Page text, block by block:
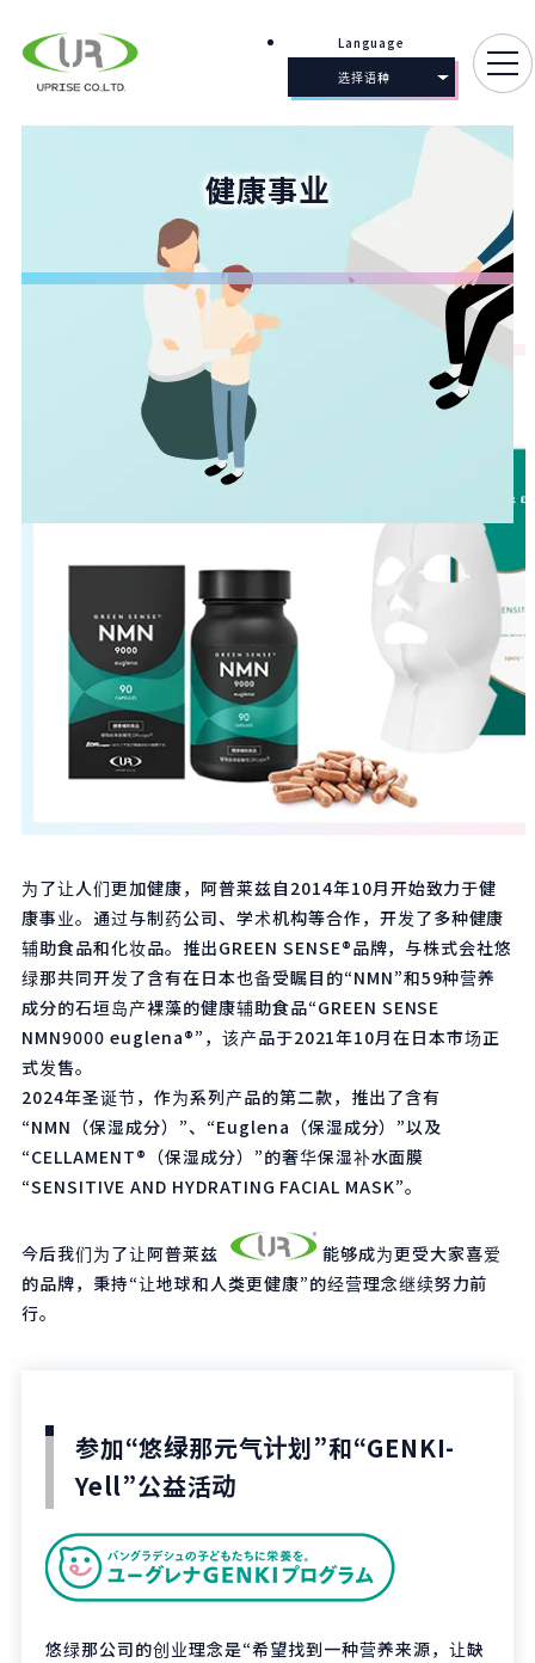
Language
选择语种
健康事业
为了让人们更加健康，阿普莱兹自2014年10月开始致力于健
康事业。通过与制药公司、学术机构等合作，开发了多种健康
辅助食品和化妆品。推出GREEN SENSE®品牌，与株式会社悠
绿那共同开发了含有在日本也备受瞩目的“NMN”和59种营养
成分的石垣岛产裸藻的健康辅助食品“GREEN SENSE
NMN9000 euglena®”，该产品于2021年10月在日本市场正
式发售。
2024年圣诞节，作为系列产品的第二款，推出了含有
“NMN（保湿成分）”、“Euglena（保湿成分）”以及
“CELLAMENT®（保湿成分）”的奢华保湿补水面膜
“SENSITIVE AND HYDRATING FACIAL MASK”。
今后我们为了让阿普莱兹
能够成为更受大家喜爱
的品牌，秉持“让地球和人类更健康”的经营理念继续努力前
行。
参加“悠绿那元气计划”和“GENKI-
Yell”公益活动
悠绿那公司的创业理念是“希望找到一种营养来源，让缺